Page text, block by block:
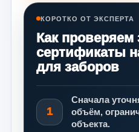
КОРОТКО ОТ ЭКСПЕРТА
Как проверяем
сертификаты
для заборов
1
Сначала
объём,
объекта.